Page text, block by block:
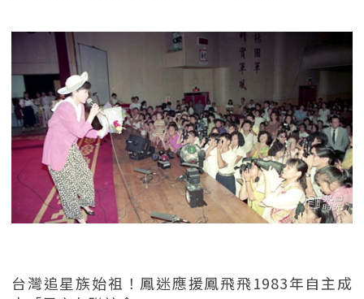
台灣追星族始祖！鳳迷應援鳳飛飛1983年自主成